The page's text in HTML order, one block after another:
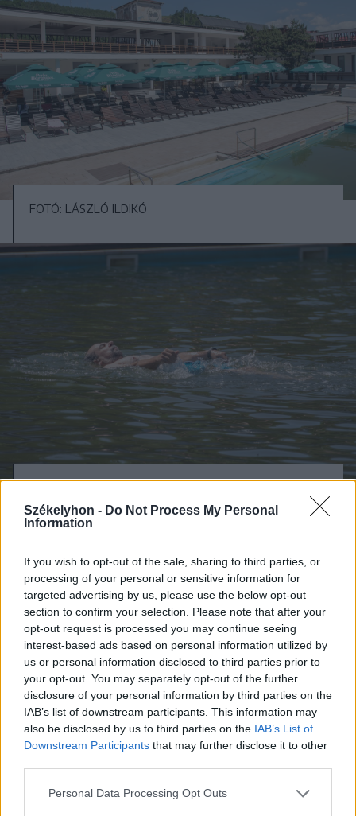
Székelyhon - Do Not Process My Personal
Information
If you wish to opt-out of the sale, sharing to third parties, or
processing of your personal or sensitive information for
targeted advertising by us, please use the below opt-out
section to confirm your selection. Please note that after your
opt-out request is processed you may continue seeing
interest-based ads based on personal information utilized by
us or personal information disclosed to third parties prior to
your opt-out. You may separately opt-out of the further
disclosure of your personal information by third parties on the
IAB’s list of downstream participants. This information may
also be disclosed by us to third parties on the IAB’s List of
Downstream Participants that may further disclose it to other
Personal Data Processing Opt Outs
FOTÓ: LÁSZLÓ ILDIKÓ
FOTÓ: LÁSZLÓ ILDIKÓ